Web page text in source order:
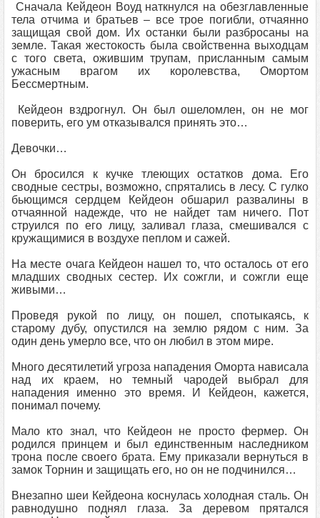
Сначала Кейдеон Воуд наткнулся на обезглавленные
тела отчима и братьев – все трое погибли, отчаянно
защищая свой дом. Их останки были разбросаны на
земле. Такая жестокость была свойственна выходцам
с того света, ожившим трупам, присланным самым
ужасным врагом их королевства, Омортом
Бессмертным.
Кейдеон вздрогнул. Он был ошеломлен, он не мог
поверить, его ум отказывался принять это…
Девочки…
Он бросился к кучке тлеющих остатков дома. Его
сводные сестры, возможно, спрятались в лесу. С гулко
бьющимся сердцем Кейдеон обшарил развалины в
отчаянной надежде, что не найдет там ничего. Пот
струился по его лицу, заливал глаза, смешивался с
кружащимися в воздухе пеплом и сажей.
На месте очага Кейдеон нашел то, что осталось от его
младших сводных сестер. Их сожгли, и сожгли еще
живыми…
Проведя рукой по лицу, он пошел, спотыкаясь, к
старому дубу, опустился на землю рядом с ним. За
один день умерло все, что он любил в этом мире.
Много десятилетий угроза нападения Оморта нависала
над их краем, но темный чародей выбрал для
нападения именно это время. И Кейдеон, кажется,
понимал почему.
Мало кто знал, что Кейдеон не просто фермер. Он
родился принцем и был единственным наследником
трона после своего брата. Ему приказали вернуться в
замок Торнин и защищать его, но он не подчинился…
Внезапно шеи Кейдеона коснулась холодная сталь. Он
равнодушно поднял глаза. За деревом прятался